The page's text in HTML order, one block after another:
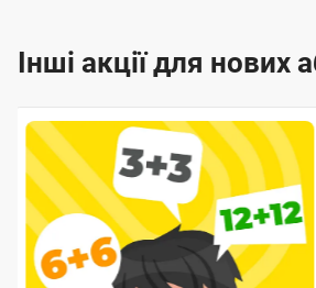
Інші акції для нових